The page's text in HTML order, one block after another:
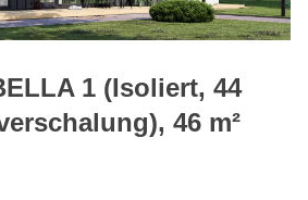
1 (Isoliert, 44
46 m²